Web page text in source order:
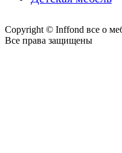
Copyright © Inffond все о
Все права защищены